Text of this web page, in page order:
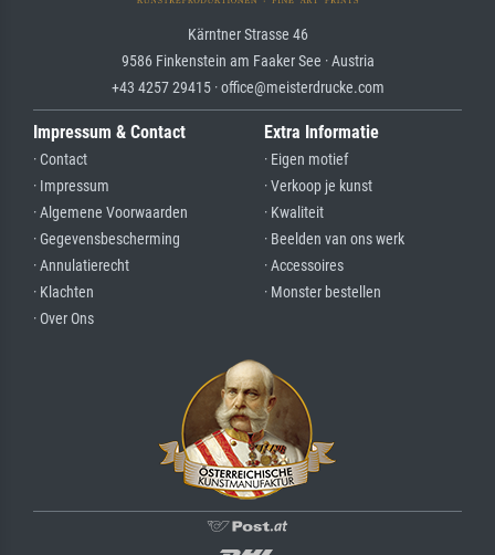
Kärntner Strasse 46
9586 Finkenstein am Faaker See · Austria
+43 4257 29415 · office@meisterdrucke.com
Impressum & Contact
· Contact
· Impressum
· Algemene Voorwaarden
· Gegevensbescherming
· Annulatierecht
· Klachten
· Over Ons
Extra Informatie
· Eigen motief
· Verkoop je kunst
· Kwaliteit
· Beelden van ons werk
· Accessoires
· Monster bestellen